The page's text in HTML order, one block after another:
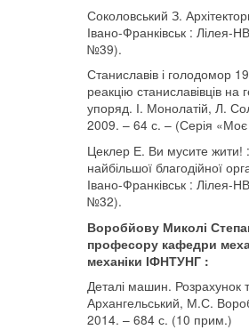
Соколовський З.
Івано-Франківськ : Лілея-
№39).
Станиславів і голодомор
реакцію станиславівців
упоряд. І. Монолатій, Л.
2009. – 64 с. – (Серія
Цеклер Е. Ви мусите жити!
найбільшої благодійної
Івано-Франківськ : Лілея-
№32).
Воробйову Миколі
професору кафедри
механіки ІФНТУНГ :
Деталі машин. Розрахунок
Архангельський, М.С.
2014. – 684 с. (10 прим.)